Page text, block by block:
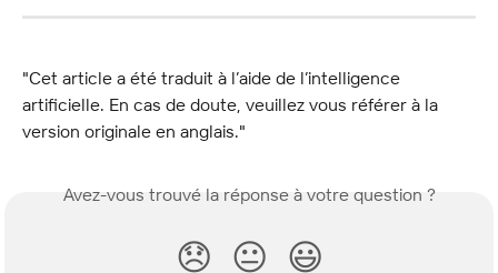
"Cet article a été traduit à l’aide de l’intelligence
artificielle. En cas de doute, veuillez vous référer à la
version originale en anglais."
Avez-vous trouvé la réponse à votre question ?
😞 😐 😃